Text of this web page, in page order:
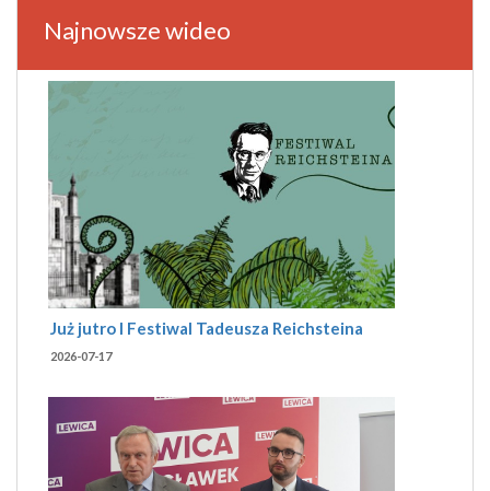
Najnowsze wideo
Już jutro I Festiwal Tadeusza Reichsteina
2026-07-17